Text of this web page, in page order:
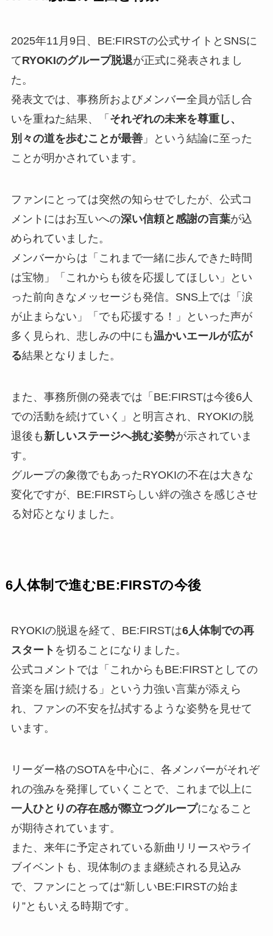
2025年11月9日、BE:FIRSTの公式サイトとSNSに
てRYOKIのグループ脱退が正式に発表されまし
た。
発表文では、事務所およびメンバー全員が話し合
いを重ねた結果、「 それぞれの未来を尊重し、
別々の道を歩むことが最善」という結論に至った
ことが明かされています。
ファンにとっては突然の知らせでしたが、公式コ
メントにはお互いへの深い信頼と感謝の言葉が込
められていました。
メンバーからは「これまで一緒に歩んできた時間
は宝物」「これからも彼を応援してほしい」とい
った前向きなメッセージも発信。SNS上では「涙
が止まらない」「でも応援する！」といった声が
多く見られ、悲しみの中にも温かいエールが広が
る結果となりました。
また、事務所側の発表では「BE:FIRSTは今後6人
での活動を続けていく」と明言され、RYOKIの脱
退後も 新しいステージへ挑む姿勢が示されていま
す。
グループの象徴でもあったRYOKIの不在は大きな
変化ですが、BE:FIRSTらしい絆の強さを感じさせ
る対応となりました。
6人体制で進むBE:FIRSTの今後
RYOKIの脱退を経て、BE:FIRSTは6人体制での再
スタート を切ることになりました。
公式コメントでは「これからもBE:FIRSTとしての
音楽を届け続ける」という力強い言葉が添えら
れ、ファンの不安を払拭するような姿勢を見せて
います。
リーダー格のSOTAを中心に、各メンバーがそれぞ
れの強みを発揮していくことで、これまで以上に
一人ひとりの存在感が際立つグループになること
が期待されています。
また、来年に予定されている新曲リリースやライ
ブイベントも、現体制のまま継続される見込み
で、ファンにとっては“新しいBE:FIRSTの始ま
り”ともいえる時期です。